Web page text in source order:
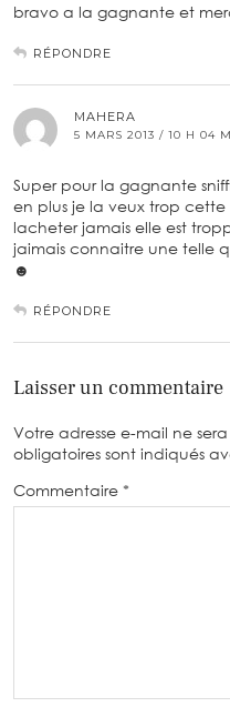
bravo a la gagnante et
RÉPONDRE
MAHERA
5 MARS 2013 / 10 H 04
Super pour la gagnante
en plus je la veux trop
lacheter jamais elle est
jaimais connaitre une telle
☻
RÉPONDRE
Laisser un commentaire
Votre adresse e-mail ne
obligatoires sont indiqués
Commentaire *